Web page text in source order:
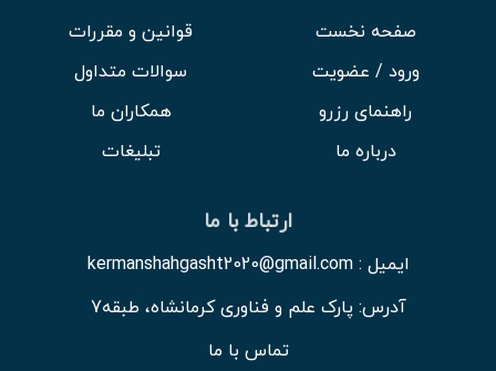
صفحه نخست
ورود / عضویت
راهنمای رزرو
درباره ما
قوانین و مقررات
سوالات متداول
همکاران ما
تبلیغات
ارتباط با ما
ایمیل : kermanshahgasht2020@gmail.com
آدرس: پارک علم و فناوری کرمانشاه، طبقه7
تماس با ما